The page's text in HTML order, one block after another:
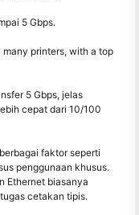
5 Gbps.
printers, with a top
5 Gbps, jelas
cepat dari 10/100
faktor seperti
penggunaan khusus.
Ethernet biasanya
cetakan tipis.